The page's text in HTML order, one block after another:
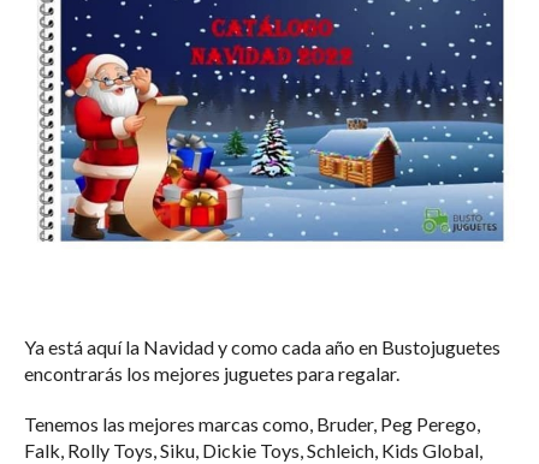
Ya está aquí la Navidad y como cada año en Bustojuguetes
encontrarás los mejores juguetes para regalar.
Tenemos las mejores marcas como, Bruder, Peg Perego,
Falk, Rolly Toys, Siku, Dickie Toys, Schleich, Kids Global,